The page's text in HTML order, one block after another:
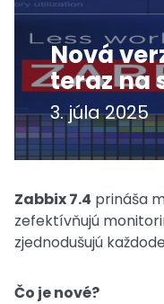
Nová
teraz na
3. júla 2025
Zabbix 7.4 prináša
zefektívňujú
zjednodušujú
Čo je nové?